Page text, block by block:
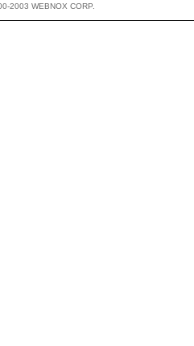
2003 WEBNOX CORP.